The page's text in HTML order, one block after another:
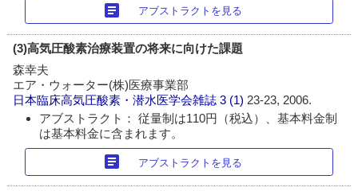
article アブストラクトを見る
(3)高気圧酸素治療装置の将来に向けた課題
森幸夫
エア・ウォーター(株)医療事業部
日本臨床高気圧酸素・潜水医学会雑誌 3 (1) 23-23, 2006.
アブストラクト： 従量制は110円（税込）、基本料金制
は基本料金に含まれます。
article アブストラクトを見る